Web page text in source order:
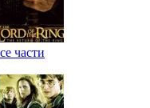
части